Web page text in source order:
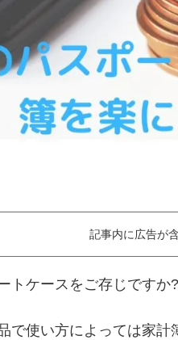
記事内に広告が
トケースをご存じですか?
で使い方によっては家計